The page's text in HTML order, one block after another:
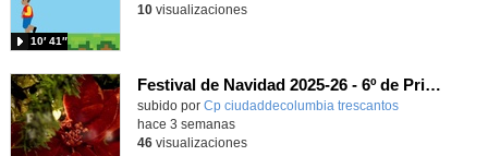
10′ 41″
10visualizaciones
Festival de Navidad 2025-26 - 6º de Primaria
subido por Cp ciudaddecolumbia trescantos-
hace 3 semanas
46visualizaciones